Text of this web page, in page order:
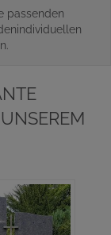
passenden